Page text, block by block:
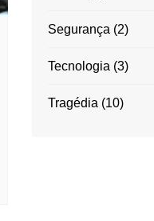
Segurança (2)
Tecnologia (3)
Tragédia (10)